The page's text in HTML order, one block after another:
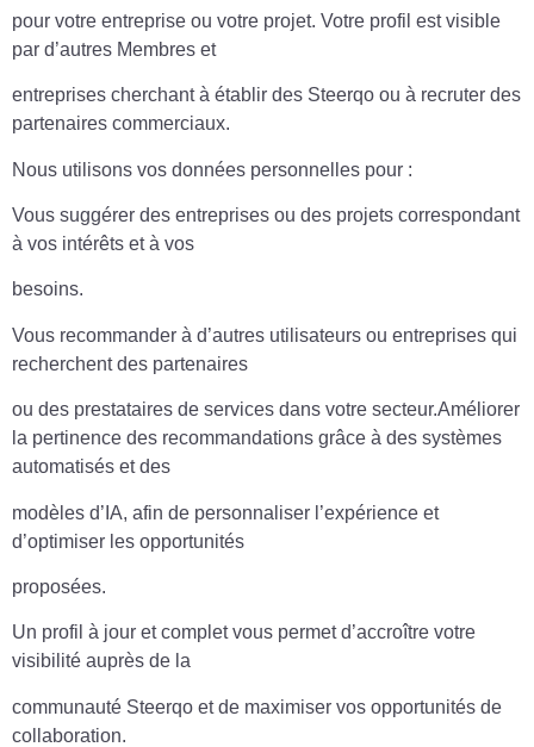
pour votre entreprise ou votre projet. Votre profil est visible
par d’autres Membres et
entreprises cherchant à établir des Steerqo ou à recruter des
partenaires commerciaux.
Nous utilisons vos données personnelles pour :
Vous suggérer des entreprises ou des projets correspondant
à vos intérêts et à vos
besoins.
Vous recommander à d’autres utilisateurs ou entreprises qui
recherchent des partenaires
ou des prestataires de services dans votre secteur.Améliorer
la pertinence des recommandations grâce à des systèmes
automatisés et des
modèles d’IA, afin de personnaliser l’expérience et
d’optimiser les opportunités
proposées.
Un profil à jour et complet vous permet d’accroître votre
visibilité auprès de la
communauté Steerqo et de maximiser vos opportunités de
collaboration.